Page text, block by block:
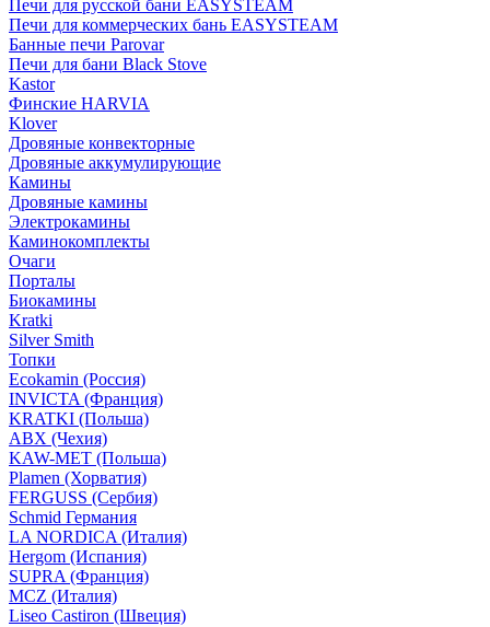
Печи для русской бани EASYSTEAM
Печи для коммерческих бань EASYSTEAM
Банные печи Parovar
Печи для бани Black Stove
Kastor
Финские HARVIA
Klover
Дровяные конвекторные
Дровяные аккумулирующие
Камины
Дровяные камины
Электрокамины
Каминокомплекты
Очаги
Порталы
Биокамины
Kratki
Silver Smith
Топки
Ecokamin (Россия)
INVICTA (Франция)
KRATKI (Польша)
ABX (Чехия)
KAW-MET (Польша)
Plamen (Хорватия)
FERGUSS (Сербия)
Schmid Германия
LA NORDICA (Италия)
Hergom (Испания)
SUPRA (Франция)
MCZ (Италия)
Liseo Castiron (Швеция)